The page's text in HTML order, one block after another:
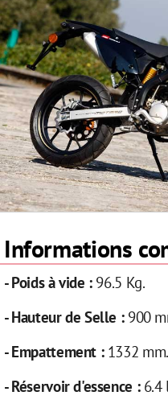
Informations
- Poids à vide :96.5 Kg.
- Hauteur de Selle : 900
- Empattement :1332 mm.
- Réservoir d'essence :6.4